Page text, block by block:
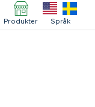
Produkter Språk